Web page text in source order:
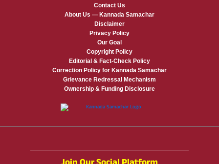
Contact Us
About Us — Kannada Samachar
Disclaimer
Privacy Policy
Our Goal
Copyright Policy
Editorial & Fact-Check Policy
Correction Policy for Kannada Samachar
Grievance Redressal Mechanism
Ownership & Funding Disclosure